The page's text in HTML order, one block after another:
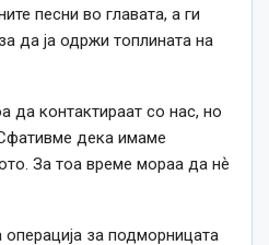
песни во главата, а ги
да ја одржи топлината на
да контактираат со нас, но
дека имаме
За тоа време мораа да нѐ
операција за подморницата